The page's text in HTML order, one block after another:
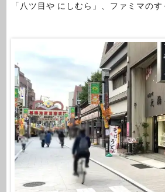
「八ツ目や にしむら」、ファミマのす